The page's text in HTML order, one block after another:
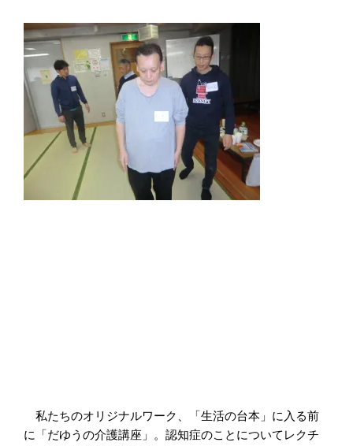
私たちのオリジナルワーク、「生活の台本」に入る前
に「だゆうの介護講座」。認知症のことについてレクチ